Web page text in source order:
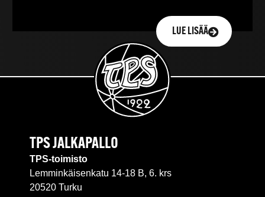
LUE LISÄÄ
TPS JALKAPALLO
TPS-toimisto
Lemminkäisenkatu 14-18 B, 6. krs
20520 Turku